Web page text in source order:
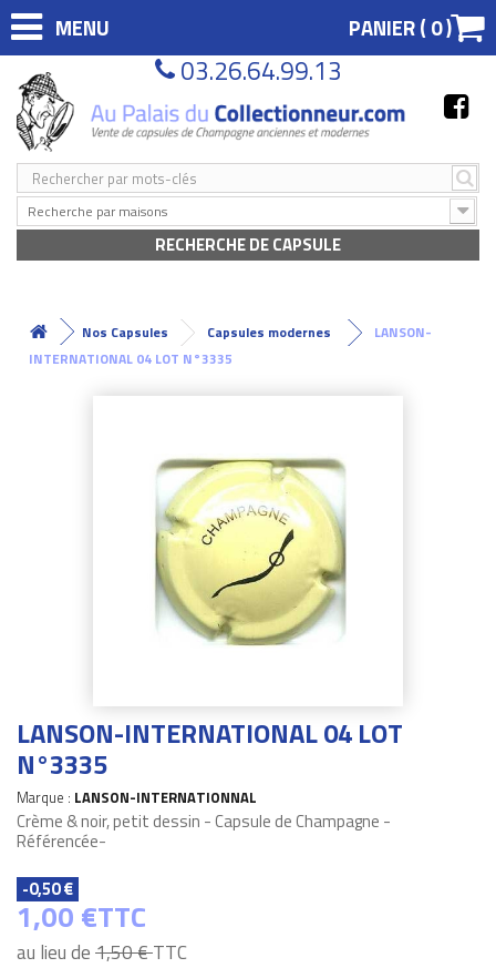
MENU PANIER (0)
03.26.64.99.13
Recherche par maisons
RECHERCHE DE CAPSULE
Nos Capsules Capsules modernes
LANSON-
INTERNATIONAL 04 LOT N°3335
LANSON-INTERNATIONAL 04 LOT
N°3335
Marque : LANSON-INTERNATIONNAL
Crème & noir, petit dessin - Capsule de Champagne -
Référencée-
-0,50 €
1,00 €TTC
au lieu de1,50 €TTC